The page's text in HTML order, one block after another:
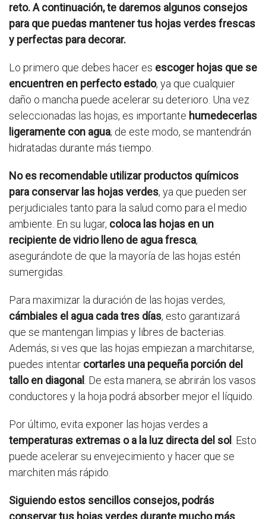
reto. A continuación, te daremos algunos consejos
para que puedas mantener tus hojas verdes frescas
y perfectas para decorar.
Lo primero que debes hacer es escoger hojas que se
encuentren en perfecto estado, ya que cualquier
daño o mancha puede acelerar su deterioro. Una vez
seleccionadas las hojas, es importante humedecerlas
ligeramente con agua; de este modo, se mantendrán
hidratadas durante más tiempo.
No es recomendable utilizar productos químicos
para conservar las hojas verdes, ya que pueden ser
perjudiciales tanto para la salud como para el medio
ambiente. En su lugar, coloca las hojas en un
recipiente de vidrio lleno de agua fresca,
asegurándote de que la mayoría de las hojas estén
sumergidas.
Para maximizar la duración de las hojas verdes,
cámbiales el agua cada tres días, esto garantizará
que se mantengan limpias y libres de bacterias.
Además, si ves que las hojas empiezan a marchitarse,
puedes intentar cortarles una pequeña porción del
tallo en diagonal . De esta manera, se abrirán los vasos
conductores y la hoja podrá absorber mejor el líquido.
Por último, evita exponer las hojas verdes a
temperaturas extremas o a la luz directa del sol . Esto
puede acelerar su envejecimiento y hacer que se
marchiten más rápido.
Siguiendo estos sencillos consejos, podrás
conservar tus hojas verdes durante mucho más